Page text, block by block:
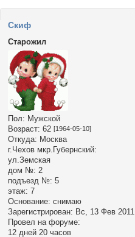
Cкиф
Старожил
Пол: Мужской
Возраст: 62 [1964-05-10]
Откуда: Москва
г.Чехов мкр.Губернский:
ул.Земская
дом №: 2
подъезд №: 5
этаж: 7
Основание: снимаю
Зарегистрирован: Вс, 13 Фев 2011
Провел на форуме:
12 дней 20 часов